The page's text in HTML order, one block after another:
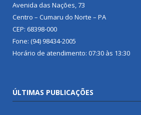
Avenida das Nações, 73
Centro – Cumaru do Norte – PA
CEP: 68398-000
Fone: (94) 98434-2005
Horário de atendimento: 07:30 às 13:30
ÚLTIMAS PUBLICAÇÕES